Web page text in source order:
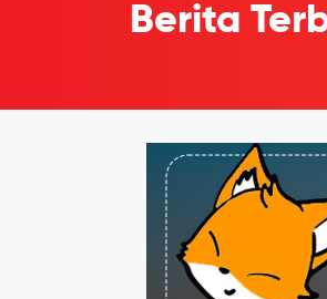
Berita